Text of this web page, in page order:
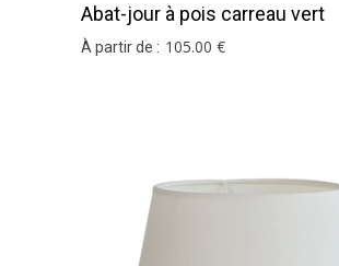
Abat-jour à pois carreau vert
À partir de : 105.00 €